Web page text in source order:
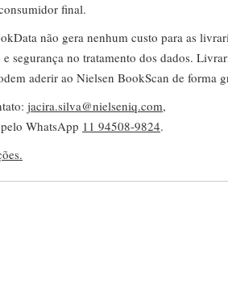
final.
não gera nenhum custo para as
segurança no tratamento dos dados.
aderir ao Nielsen BookScan de forma
jacira.silva@nielseniq.com,
WhatsApp 11 94508-9824.